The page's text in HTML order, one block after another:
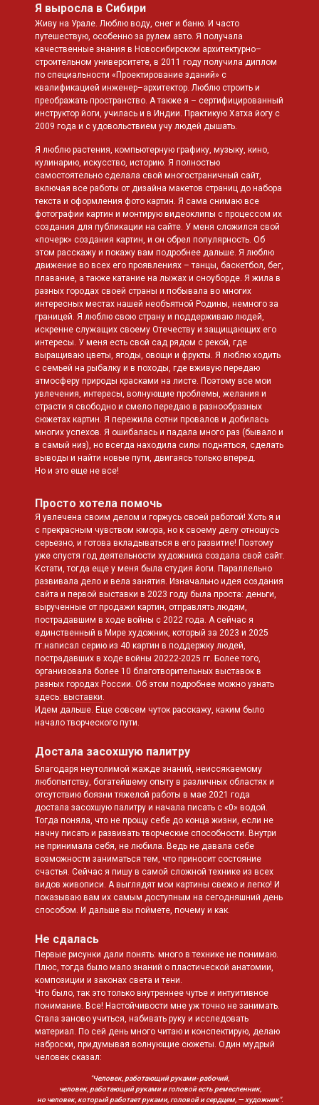
Живу на Урале. Люблю воду, снег и баню. И часто
путешествую, особенно за рулем авто. Я получала
качественные знания в Новосибирском архитектурно–
строительном университете, в 2011 году получила диплом
по специальности «Проектирование зданий» с
квалификацией инженер–архитектор. Люблю строить и
преображать пространство. А также я – сертифицированный
инструктор йоги, училась и в Индии. Практикую Хатха йогу с
2009 года и с удовольствием учу людей дышать.
Я люблю растения, компьютерную графику, музыку, кино,
кулинарию, искусство, историю. Я полностью
самостоятельно сделала свой многостраничный сайт,
включая все работы от дизайна макетов страниц до набора
текста и оформления фото картин. Я сама снимаю все
фотографии картин и монтирую видеоклипы с процессом их
создания для публикации на сайте. У меня сложился свой
«почерк» создания картин, и он обрел популярность. Об
этом расскажу и покажу вам подробнее дальше. Я люблю
движение во всех его проявлениях – танцы, баскетбол, бег,
плавание, а также катание на лыжах и сноуборде. Я жила в
разных городах своей страны и побывала во многих
интересных местах нашей необъятной Родины, немного за
границей. Я люблю свою страну и поддерживаю людей,
искренне служащих своему Отечеству и защищающих его
интересы. У меня есть свой сад рядом с рекой, где
выращиваю цветы, ягоды, овощи и фрукты. Я люблю ходить
с семьей на рыбалку и в походы, где вживую передаю
атмосферу природы красками на листе. Поэтому все мои
увлечения, интересы, волнующие проблемы, желания и
страсти я свободно и смело передаю в разнообразных
сюжетах картин. Я пережила сотни провалов и добилась
многих успехов. Я ошибалась и падала много раз (бывало и
в самый низ), но всегда находила силы подняться, сделать
выводы и найти новые пути, двигаясь только вперед.
Но и это еще не все!
Я увлечена своим делом и горжусь своей работой! Хоть я и
с прекрасным чувством юмора, но к своему делу отношусь
серьезно, и готова вкладываться в его развитие! Поэтому
уже спустя год деятельности художника создала свой сайт.
Кстати, тогда еще у меня была студия йоги. Параллельно
развивала дело и вела занятия. Изначально идея создания
сайта и первой выставки в 2023 году была проста: деньги,
вырученные от продажи картин, отправлять людям,
пострадавшим в ходе войны с 2022 года. А сейчас я
единственный в Мире художник, который за 2023 и 2025
гг.написал серию из 40 картин в поддержку людей,
пострадавших в ходе войны 20222-2025 гг. Более того,
организовала более 10 благотворительных выставок в
разных городах России. Об этом подробнее можно узнать
здесь: выставки.
Идем дальше. Еще совсем чуток расскажу, каким было
начало творческого пути.
Благодаря неутолимой жажде знаний, неиссякаемому
любопытству, богатейшему опыту в различных областях и
отсутствию боязни тяжелой работы в мае 2021 года
достала засохшую палитру и начала писать с «0» водой.
Тогда поняла, что не прощу себе до конца жизни, если не
начну писать и развивать творческие способности. Внутри
не принимала себя, не любила. Ведь не давала себе
возможности заниматься тем, что приносит состояние
счастья. Сейчас я пишу в самой сложной технике из всех
видов живописи. А выглядят мои картины свежо и легко! И
показываю вам их самым доступным на сегодняшний день
способом. И дальше вы поймете, почему и как.
Первые рисунки дали понять: много в технике не понимаю.
Плюс, тогда было мало знаний о пластической анатомии,
композиции и законах света и тени.
Что было, так это только внутреннее чутье и интуитивное
понимание. Все! Настойчивости мне уж точно не занимать.
Стала заново учиться, набивать руку и исследовать
материал. По сей день много читаю и конспектирую, делаю
наброски, придумывая волнующие сюжеты. Один мудрый
человек сказал:
"Человек, работающий руками- рабочий,
человек, работающий руками и головой есть ремесленник,
но человек, который работает руками, головой и сердцем, — художник".
Я выросла в Сибири
Просто хотела помочь
Достала засохшую палитру
Не сдалась